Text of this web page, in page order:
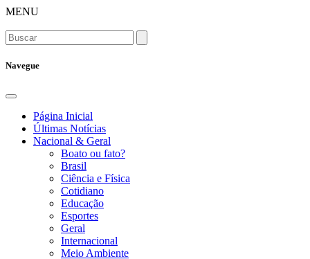
MENU
Navegue
Página Inicial
Últimas Notícias
Nacional & Geral
Boato ou fato?
Brasil
Ciência e Física
Cotidiano
Educação
Esportes
Geral
Internacional
Meio Ambiente